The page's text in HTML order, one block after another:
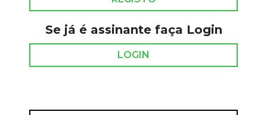
Se já é assinante faça Login
LOGIN